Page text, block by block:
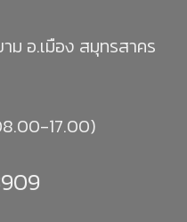
ม อ.เมือง สมุทรสาคร
17.00)